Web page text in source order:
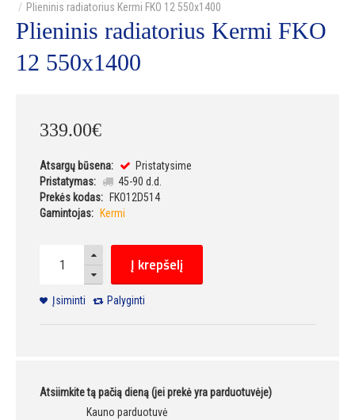
Plieninis radiatorius Kermi FKO 12 550x1400
Plieninis radiatorius Kermi FKO
12 550x1400
339.00€
Atsargų būsena:
Pristatysime
Pristatymas:
45-90 d.d.
Prekės kodas:
FKO12D514
Gamintojas:
Kermi
Į krepšelį
Įsiminti Palyginti
Atsiimkite tą pačią dieną (jei prekė yra parduotuvėje)
Kauno parduotuvė